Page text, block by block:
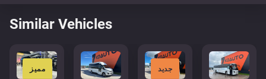
Similar Vehicles
مميز جديد